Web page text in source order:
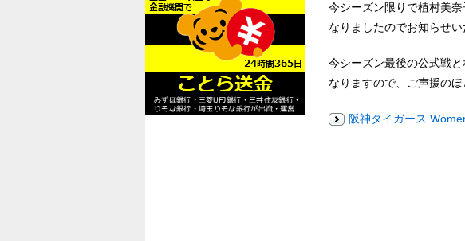
今シーズン限りで植村美
なりましたのでお知らせい
今シーズン最後の公式戦
なりますので、ご声援の
阪神タイガース